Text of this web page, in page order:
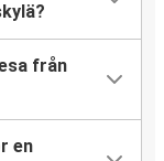
från
en